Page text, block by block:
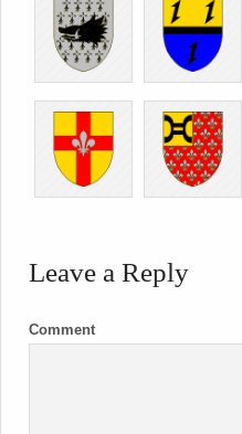
Leave a Reply
Comment